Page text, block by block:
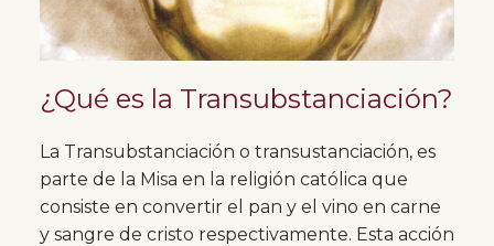
¿Qué es la Transubstanciación?
La Transubstanciación o transustanciación, es
parte de la Misa en la religión católica que
consiste en convertir el pan y el vino en carne
y sangre de cristo respectivamente. Esta acción